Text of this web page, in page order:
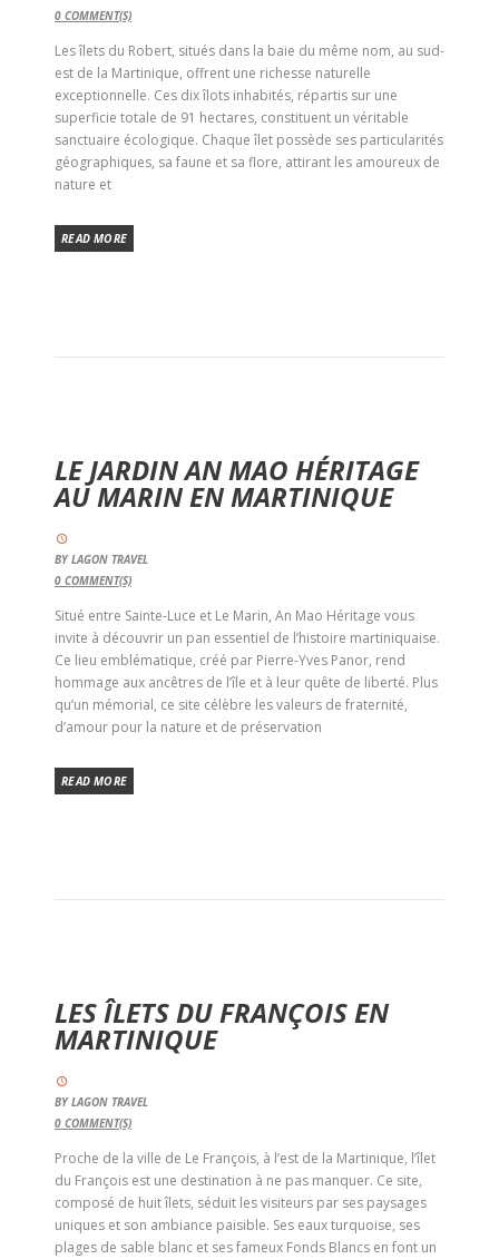
0 COMMENT(S)
Les îlets du Robert, situés dans la baie du même nom, au sud-
est de la Martinique, offrent une richesse naturelle
exceptionnelle. Ces dix îlots inhabités, répartis sur une
superficie totale de 91 hectares, constituent un véritable
sanctuaire écologique. Chaque îlet possède ses particularités
géographiques, sa faune et sa flore, attirant les amoureux de
nature et
READ MORE
LE JARDIN AN MAO HÉRITAGE
AU MARIN EN MARTINIQUE
BYLAGON TRAVEL
0 COMMENT(S)
Situé entre Sainte-Luce et Le Marin, An Mao Héritage vous
invite à découvrir un pan essentiel de l’histoire martiniquaise.
Ce lieu emblématique, créé par Pierre-Yves Panor, rend
hommage aux ancêtres de l’île et à leur quête de liberté. Plus
qu’un mémorial, ce site célèbre les valeurs de fraternité,
d’amour pour la nature et de préservation
READ MORE
LES ÎLETS DU FRANÇOIS EN
MARTINIQUE
BYLAGON TRAVEL
0 COMMENT(S)
Proche de la ville de Le François, à l’est de la Martinique, l’îlet
du François est une destination à ne pas manquer. Ce site,
composé de huit îlets, séduit les visiteurs par ses paysages
uniques et son ambiance paisible. Ses eaux turquoise, ses
plages de sable blanc et ses fameux Fonds Blancs en font un